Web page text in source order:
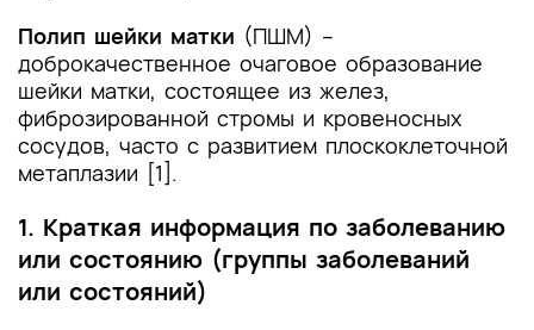
2.4 Инструментальные диагностические
исследования
2.5 Иные диагностические исследования
3. Лечение, включая медикаментозную и
немедикаментозную терапии, диетотерапию,
противопоказания к применению методов
лечения
4. Медицинская реабилитация и санаторно-
Полип шейки матки (ПШМ) –
доброкачественное очаговое образование
шейки матки, состоящее из желез,
фиброзированной стромы и кровеносных
сосудов, часто с развитием плоскоклеточной
метаплазии [1].
1. Краткая информация по заболеванию
или состоянию (группы заболеваний
или состояний)